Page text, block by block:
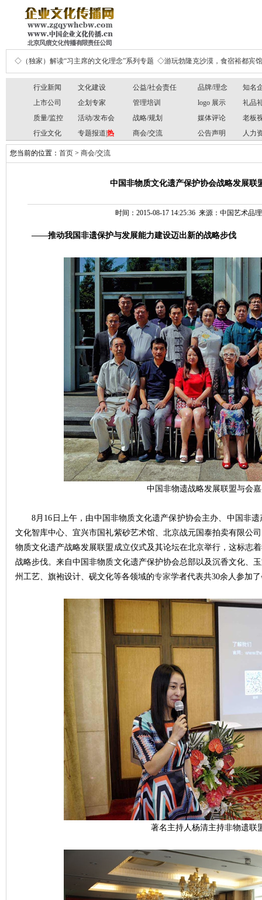
◇（独家）解读“习主席的文化理念”系列专题 ◇游玩勃隆克沙漠，食宿裕都宾馆
行业新闻 文化建设 公益/社会责任 品牌/理念
知名
上市公司
企划专家 管理培训 logo 展示
礼品
质量/监控
活动/发布会 战略/规划 媒体评论
老板
行业文化
专题报道| 热 商会/交流 公告声明 人力
您当前的位置： 首页 > 商会/交流
中国非物质文化遗产保护协会战略发展联
时间：2015-08-17 14:25:36 来源：中国艺术品
——推动我国非遗保护与发展能力建设迈出新的战略步伐
中国非物遗战略发展联盟与会
8月16日上午，由中国非物质文化遗产保护协会主办、中国非
文化智库中心、宜兴市国礼紫砂艺术馆、北京战元国泰拍卖有限公
物质文化遗产战略发展联盟成立仪式及其论坛在北京举行，这标志
战略步伐。来自中国非物质文化遗产保护协会总部以及沉香文化、
州工艺、旗袍设计、砚文化等各领域的专家学者代表共30余人参加
著名主持人杨清主持非物遗联